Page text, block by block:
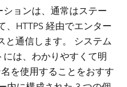
ョンは、通常はステー
、HTTPS 経由でエンター
と通信します。 システム
は、わかりやすくて明
を使用することをおすす